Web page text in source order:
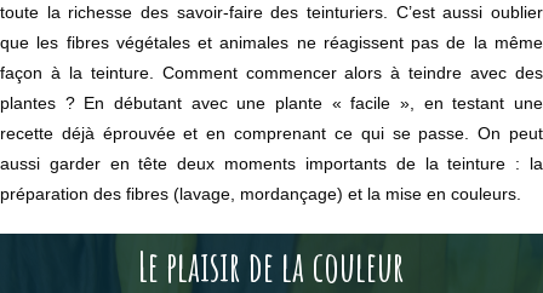
toute la richesse des savoir-faire des teinturiers. C’est aussi oublier
que les fibres végétales et animales ne réagissent pas de la même
façon à la teinture. Comment commencer alors à teindre avec des
plantes ? En débutant avec une plante « facile », en testant une
recette déjà éprouvée et en comprenant ce qui se passe. On peut
aussi garder en tête deux moments importants de la teinture : la
préparation des fibres (lavage, mordançage) et la mise en couleurs.
Le plaisir de la couleur